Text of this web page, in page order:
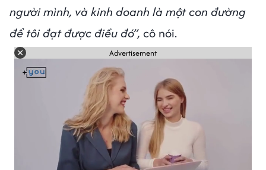
người mình, và kinh doanh là một con đường
để tôi đạt được điều đó”, cô nói.
Advertisement